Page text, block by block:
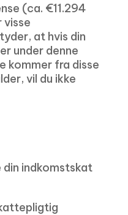
(ca. €11.294
at hvis din
under denne
kommer fra disse
vil du ikke
din indkomstskat